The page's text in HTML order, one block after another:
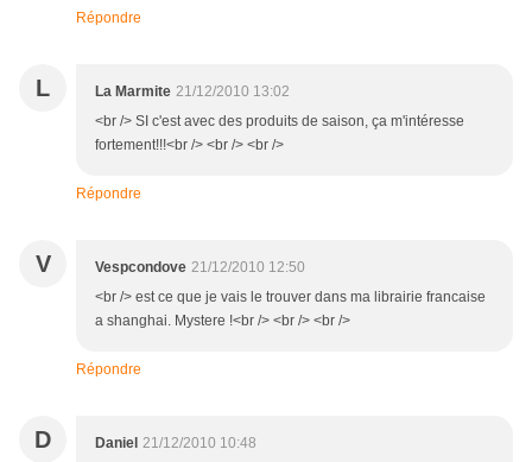
Répondre
L La Marmite 21/12/2010 13:02
<br /> SI c'est avec des produits de saison, ça m'intéresse
fortement!!!<br /> <br /> <br />
Répondre
V Vespcondove 21/12/2010 12:50
<br /> est ce que je vais le trouver dans ma librairie francaise
a shanghai. Mystere !<br /> <br /> <br />
Répondre
D Daniel 21/12/2010 10:48